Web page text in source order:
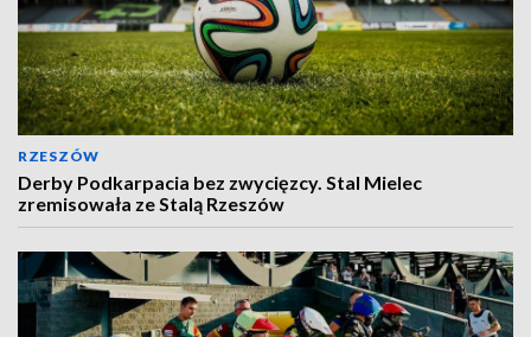
RZESZÓW
Derby Podkarpacia bez zwycięzcy. Stal Mielec
zremisowała ze Stalą Rzeszów